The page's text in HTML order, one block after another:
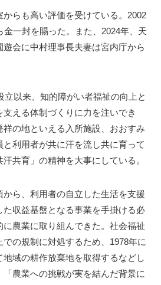
らも高い評価を受けている。2002
一封を賜った。また、2024年、天
会に中村理事長夫妻は宮内庁から
立以来、知的障がい者福祉の向上と
える体制づくりに力を注いでき
の地といえる入所施設、おおすみ
利用者が共に汗を流し共に育って
共育」の精神を大事にしている。
ら、利用者の自立した生活を支援
た収益基盤となる事業を手掛ける必
農業に取り組んできた。社会福祉
の規制に対処するため、1978年に
域の耕作放棄地を取得するなどし
農業への挑戦が実を結んだ背景に